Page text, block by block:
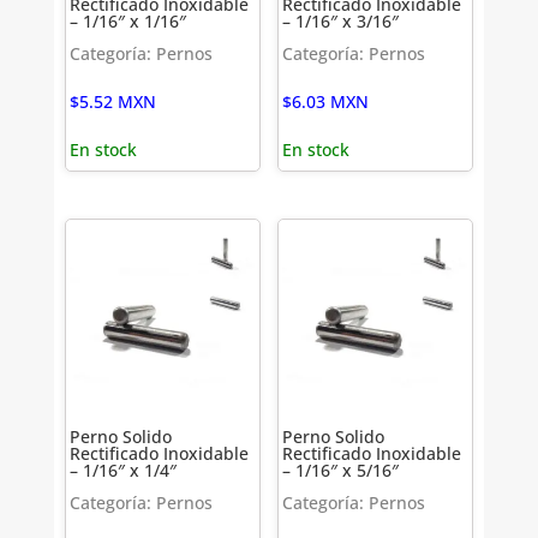
– 1/16″ x 1/16″
Categoría: Pernos
$5.52 MXN
En stock
– 1/16″ x 3/16″
Categoría: Pernos
$6.03 MXN
En stock
Perno Solido
Rectificado Inoxidable
– 1/16″ x 1/4″
Categoría: Pernos
Perno Solido
Rectificado Inoxidable
– 1/16″ x 5/16″
Categoría: Pernos